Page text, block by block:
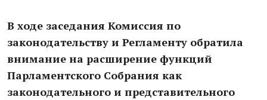
В ходе заседания Комиссия по
законодательству и Регламенту обратила
внимание на расширение функций
Парламентского Собрания как
законодательного и представительного